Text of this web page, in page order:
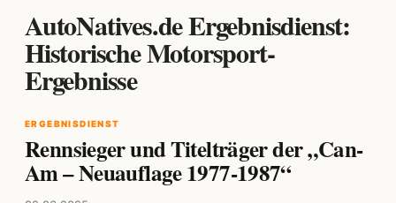
AutoNatives.de Ergebnisdienst:
Historische Motorsport-
Ergebnisse
ERGEBNISDIENST
Rennsieger und Titelträger der „Can-
Am – Neuauflage 1977-1987“